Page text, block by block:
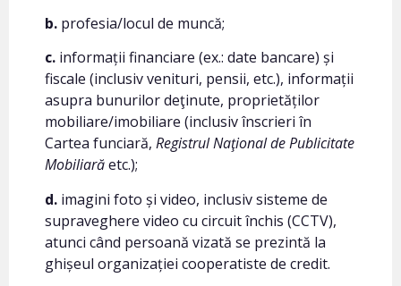
b. profesia/locul de muncă;
c. informații financiare (ex.: date bancare) și
fiscale (inclusiv venituri, pensii, etc.), informații
asupra bunurilor deţinute, proprietăților
mobiliare/imobiliare (inclusiv înscrieri în
Cartea funciară, Registrul Naţional de Publicitate
Mobiliarăetc.);
d. imagini foto și video, inclusiv sisteme de
supraveghere video cu circuit închis (CCTV),
atunci când persoană vizată se prezintă la
ghișeul organizației cooperatiste de credit.